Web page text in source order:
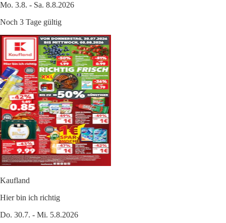
Mo. 3.8. - Sa. 8.8.2026
Noch 3 Tage gültig
Kaufland
Hier bin ich richtig
Do. 30.7. - Mi. 5.8.2026